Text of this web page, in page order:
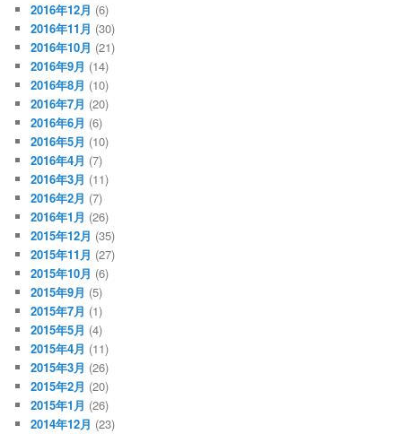
2016年12月 (6)
2016年11月 (30)
2016年10月 (21)
2016年9月 (14)
2016年8月 (10)
2016年7月 (20)
2016年6月 (6)
2016年5月 (10)
2016年4月 (7)
2016年3月 (11)
2016年2月 (7)
2016年1月 (26)
2015年12月 (35)
2015年11月 (27)
2015年10月 (6)
2015年9月 (5)
2015年7月 (1)
2015年5月 (4)
2015年4月 (11)
2015年3月 (26)
2015年2月 (20)
2015年1月 (26)
2014年12月 (23)